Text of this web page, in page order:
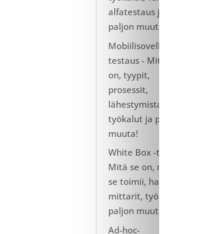
alfatestaus ja
paljon muuta!
Mobiilisovellusten
testaus - Mitä se
on, tyypit,
prosessit,
lähestymistavat,
työkalut ja paljon
muuta!
White Box -testaus:
Mitä se on, miten
se toimii, haasteet,
mittarit, työkalut ja
paljon muuta!
Ad-hoc-